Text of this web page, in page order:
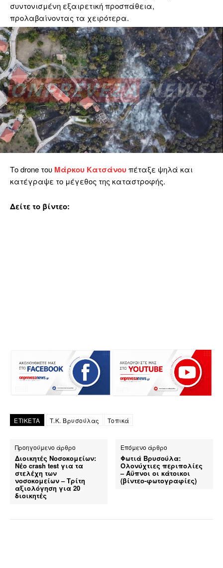
συντονισμένη εξαιρετική προσπάθεια,
προλαβαίνοντας τα χειρότερα.
Το drone του Μάρκου Κατσάνουπέταξε ψηλά και
κατέγραψε το μέγεθος της καταστροφής.
Δείτε το βίντεο:
ΕΤΙΚΕΤΑ Τ.Κ. Βρυσούλας Τοπικά
Προηγούμενο άρθρο
Διοικητές Νοσοκομείων:
Νέο crash test για τα
στελέχη των
νοσοκομείων – Τρίτη
αξιολόγηση για 20
διοικητές
Επόμενο άρθρο
Φωτιά Βρυσούλα:
Ολονύχτιες περιπολίες
– Άϋπνοι οι κάτοικοι
(βίντεο-φωτογραφίες)